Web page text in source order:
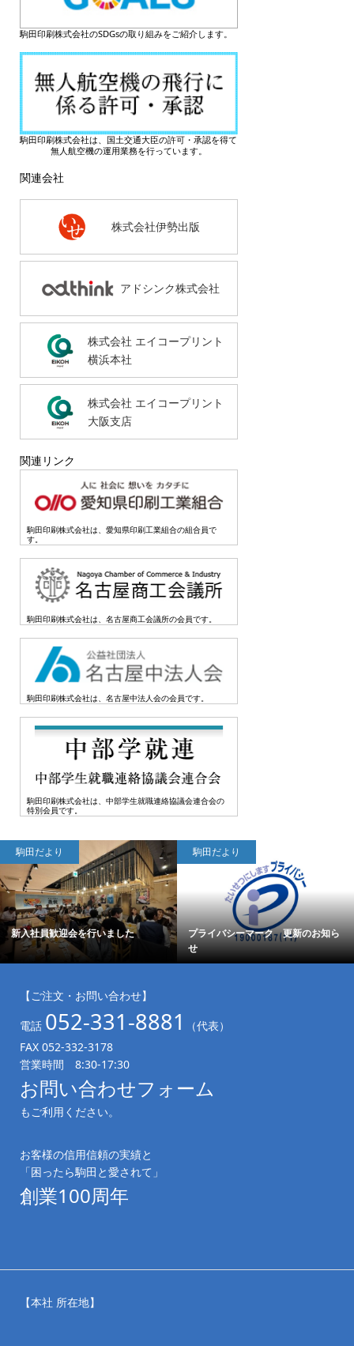
駒田印刷株式会社のSDGsの取り組みをご紹介します。
駒田印刷株式会社は、国土交通大臣の許可・承認を得て
無人航空機の運用業務を行っています。
関連会社
株式会社伊勢出版
アドシンク株式会社
株式会社 エイコープリント
横浜本社
株式会社 エイコープリント
大阪支店
関連リンク
駒田印刷株式会社は、愛知県印刷工業組合の組合員で
す。
駒田印刷株式会社は、名古屋商工会議所の会員です。
駒田印刷株式会社は、名古屋中法人会の会員です。
駒田印刷株式会社は、中部学生就職連絡協議会連合会の
特別会員です。
駒田だより
新入社員歓迎会を行いました
駒田だより
プライバシーマーク 更新のお知ら
せ
【ご注文・お問い合わせ】
電話 052-331-8881
（代表）
FAX 052-332-3178
営業時間 8:30-17:30
お問い合わせフォーム
もご利用ください。
お客様の信用信頼の実績と
「困ったら駒田と愛されて」
創業100周年
【本社 所在地】